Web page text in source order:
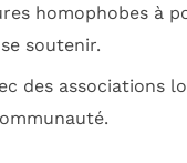
homophobes à
soutenir.
des associations